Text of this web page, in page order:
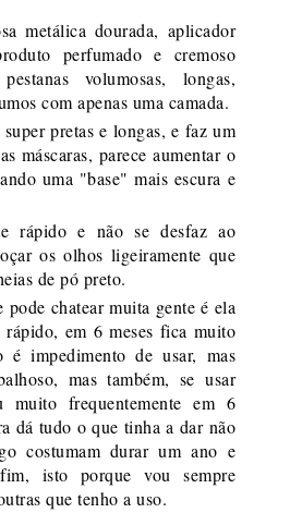
metálica dourada, aplicador
perfumado e cremoso
volumosas, longas,
com apenas uma camada.
pretas e longas, e faz um
máscaras, parece aumentar o
uma "base" mais escura e
rápido e não se desfaz ao
os olhos ligeiramente que
de pó preto.
pode chatear muita gente é ela
em 6 meses fica muito
é impedimento de usar, mas
mas também, se usar
frequentemente em 6
dá tudo o que tinha a dar não
costumam durar um ano e
isto porque vou sempre
que tenho a uso.